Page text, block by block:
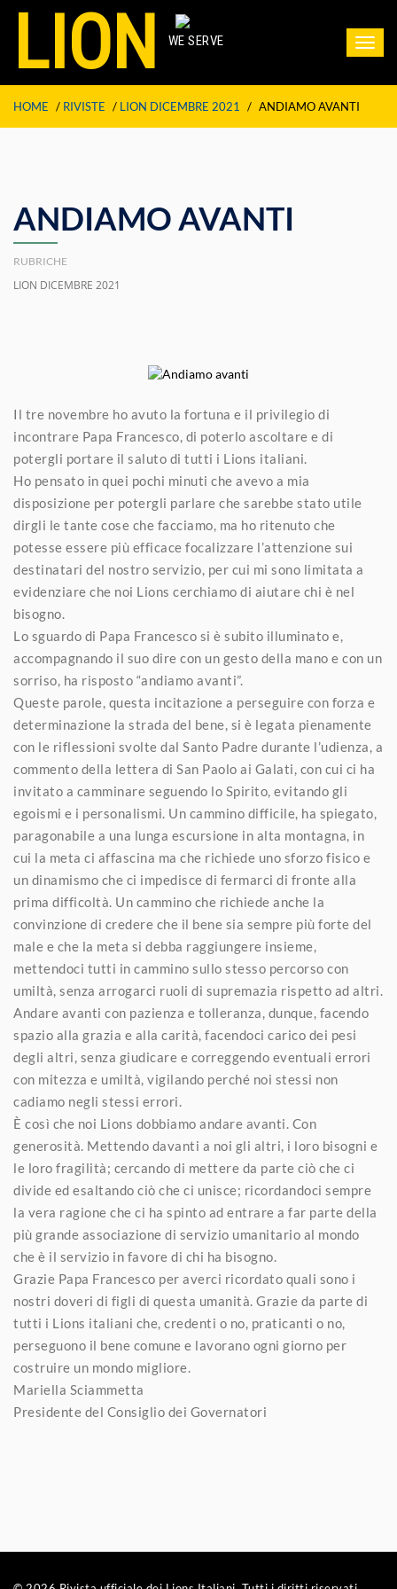
LION WE SERVE
HOME / RIVISTE / LION DICEMBRE 2021 / ANDIAMO AVANTI
ANDIAMO AVANTI
RUBRICHE
LION DICEMBRE 2021
Il tre novembre ho avuto la fortuna e il privilegio di
incontrare Papa Francesco, di poterlo ascoltare e di
potergli portare il saluto di tutti i Lions italiani.
Ho pensato in quei pochi minuti che avevo a mia
disposizione per potergli parlare che sarebbe stato utile
dirgli le tante cose che facciamo, ma ho ritenuto che
potesse essere più efficace focalizzare l’attenzione sui
destinatari del nostro servizio, per cui mi sono limitata a
evidenziare che noi Lions cerchiamo di aiutare chi è nel
bisogno.
Lo sguardo di Papa Francesco si è subito illuminato e,
accompagnando il suo dire con un gesto della mano e con un
sorriso, ha risposto “andiamo avanti”.
Queste parole, questa incitazione a perseguire con forza e
determinazione la strada del bene, si è legata pienamente
con le riflessioni svolte dal Santo Padre durante l’udienza, a
commento della lettera di San Paolo ai Galati, con cui ci ha
invitato a camminare seguendo lo Spirito, evitando gli
egoismi e i personalismi. Un cammino difficile, ha spiegato,
paragonabile a una lunga escursione in alta montagna, in
cui la meta ci affascina ma che richiede uno sforzo fisico e
un dinamismo che ci impedisce di fermarci di fronte alla
prima difficoltà. Un cammino che richiede anche la
convinzione di credere che il bene sia sempre più forte del
male e che la meta si debba raggiungere insieme,
mettendoci tutti in cammino sullo stesso percorso con
umiltà, senza arrogarci ruoli di supremazia rispetto ad altri.
Andare avanti con pazienza e tolleranza, dunque, facendo
spazio alla grazia e alla carità, facendoci carico dei pesi
degli altri, senza giudicare e correggendo eventuali errori
con mitezza e umiltà, vigilando perché noi stessi non
cadiamo negli stessi errori.
È così che noi Lions dobbiamo andare avanti. Con
generosità. Mettendo davanti a noi gli altri, i loro bisogni e
le loro fragilità; cercando di mettere da parte ciò che ci
divide ed esaltando ciò che ci unisce; ricordandoci sempre
la vera ragione che ci ha spinto ad entrare a far parte della
più grande associazione di servizio umanitario al mondo
che è il servizio in favore di chi ha bisogno.
Grazie Papa Francesco per averci ricordato quali sono i
nostri doveri di figli di questa umanità. Grazie da parte di
tutti i Lions italiani che, credenti o no, praticanti o no,
perseguono il bene comune e lavorano ogni giorno per
costruire un mondo migliore.
Mariella Sciammetta
Presidente del Consiglio dei Governatori